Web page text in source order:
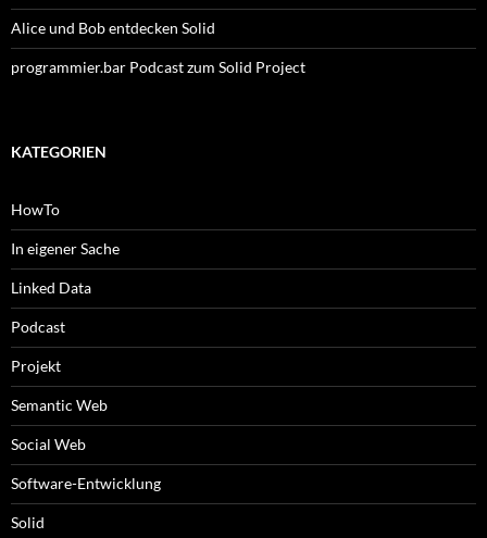
Alice und Bob entdecken Solid
programmier.bar Podcast zum Solid Project
KATEGORIEN
HowTo
In eigener Sache
Linked Data
Podcast
Projekt
Semantic Web
Social Web
Software-Entwicklung
Solid